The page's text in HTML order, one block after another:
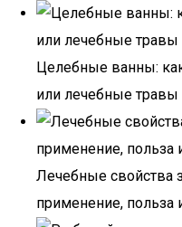
Целебные ванны:
или лечебные травы
Лечебные свойства
применение, польза